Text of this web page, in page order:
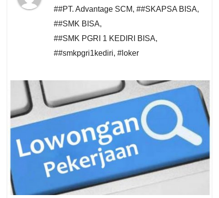
##PT. Advantage SCM, ##SKAPSA BISA,
##SMK BISA,
##SMK PGRI 1 KEDIRI BISA,
##smkpgri1kediri, #loker